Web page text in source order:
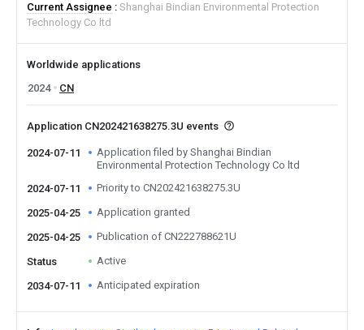
Current Assignee
Shanghai Bindian Environmental Protection
Technology Co ltd
Worldwide applications
2024
CN
Application CN202421638275.3U events
2024-07-11
Application filed by Shanghai Bindian
Environmental Protection Technology Co ltd
2024-07-11
Priority to CN202421638275.3U
2025-04-25 Application granted
2025-04-25 Publication of CN222788621U
Status Active
2034-07-11 Anticipated expiration